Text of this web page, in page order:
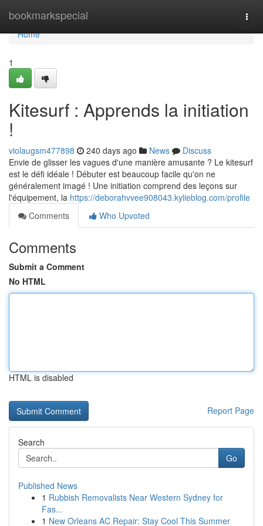
bookmarkspecial
Home
Home
1
Kitesurf : Apprends la initiation
!
violaugsm477898 240 days ago News
Discuss
Envie de glisser les vagues d'une manière amusante ? Le kitesurf
est le défi idéale ! Débuter est beaucoup facile qu'on ne
généralement imagé ! Une initiation comprend des leçons sur
l'équipement, la https://deborahvvee908043.kylieblog.com/profile
Comments
Who Upvoted
Comments
Submit a Comment
No HTML
HTML is disabled
Report Page
Search
Go
Published News
1 Rubbish Removalists Near Western Sydney for
Fas...
1 New Orleans AC Repair: Stay Cool This Summer